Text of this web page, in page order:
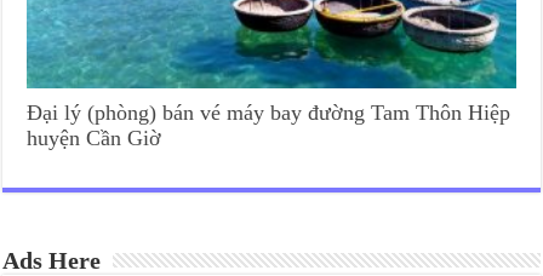
Đại lý (phòng) bán vé máy bay đường Tam Thôn Hiệp
huyện Cần Giờ
Ads Here